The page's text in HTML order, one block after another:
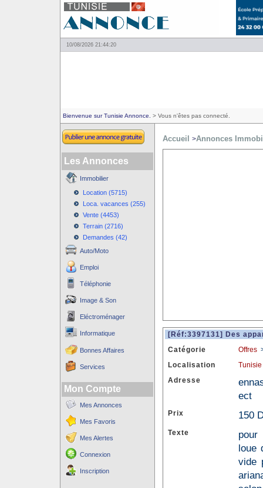
10/08/2026 21:44:20
Bienvenue sur Tunisie Annonce. > Vous n'êtes pas connecté.
Les Annonces
Immobilier
Location (5715)
Loca. vacances (255)
Vente (4453)
Terrain (2716)
Demandes (42)
Auto/Moto
Emploi
Téléphonie
Image & Son
Eléctroménager
Informatique
Bonnes Affaires
Services
Mon Compte
Mes Annonces
Mes Favoris
Mes Alertes
Connexion
Inscription
Accueil >Annonces
[Réf:3397131] Des
Catégorie
Offres
Localisation
Tunisie
Adresse
ect
Prix 150
Texte
pour
loue
vide